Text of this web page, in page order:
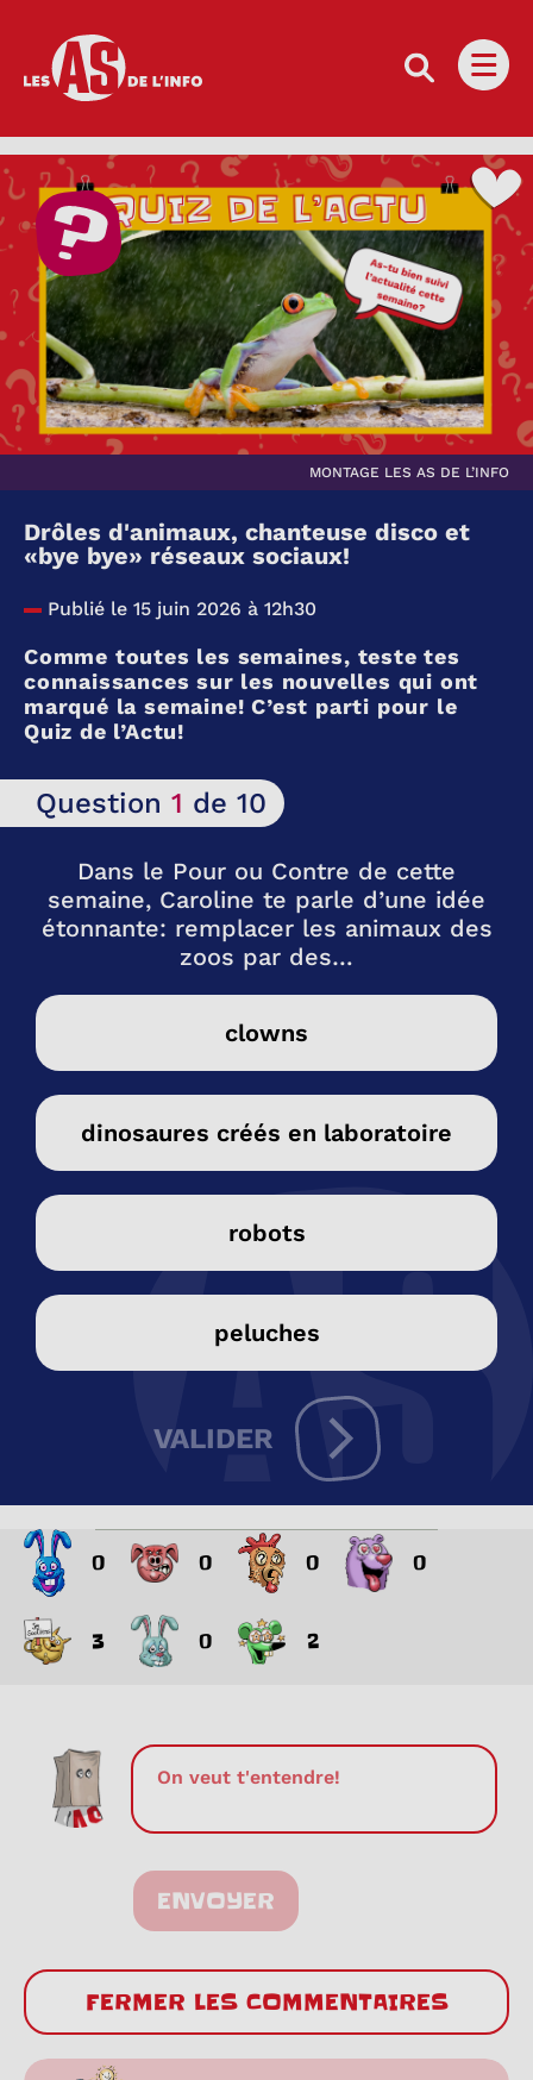
Les as de l'info
MONTAGE LES AS DE L’INFO
Drôles d'animaux, chanteuse disco et
«bye bye» réseaux sociaux!
Publié le 15 juin 2026 à 12h30
Comme toutes les semaines, teste tes
connaissances sur les nouvelles qui ont
marqué la semaine! C’est parti pour le
Quiz de l’Actu!
Question 1 de 10
Dans le Pour ou Contre de cette
semaine, Caroline te parle d’une idée
étonnante: remplacer les animaux des
zoos par des…
clowns
dinosaures créés en laboratoire
robots
peluches
VALIDER
0 0 0 0
3 0 2
ENVOYER
FERMER LES COMMENTAIRES